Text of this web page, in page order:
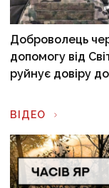
Доброволець
допомогу від
руйнує довіру
ВІДЕО